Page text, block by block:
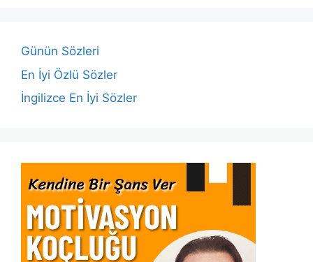
o
k
Günün Sözleri
En İyi Özlü Sözler
İngilizce En İyi Sözler